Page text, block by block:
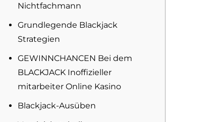
Nichtfachmann
Grundlegende Blackjack
Strategien
GEWINNCHANCEN Bei dem
BLACKJACK Inoffizieller
mitarbeiter Online Kasino
Blackjack-Ausüben